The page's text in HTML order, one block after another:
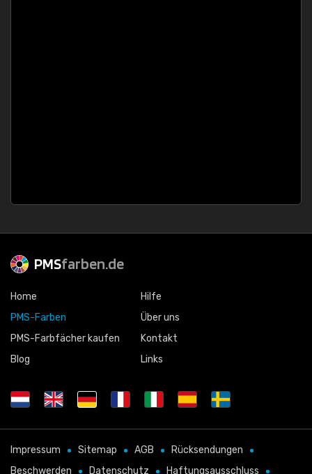
PMSfarben.de
Home
PMS-Farben
PMS-Farbfächer kaufen
Blog
Hilfe
Über uns
Kontakt
Links
Impressum Sitemap AGB
Rücksendungen
Beschwerden
Datenschutz Haftungsausschluss